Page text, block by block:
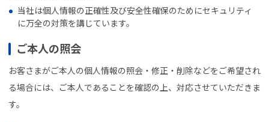
当社は個人情報の正確性及び安全性確保のためにセキュリティ
に万全の対策を講じています。
ご本人の照会
お客さまがご本人の個人情報の照会・修正・削除などをご希望され
る場合には、ご本人であることを確認の上、対応させていただきま
す。